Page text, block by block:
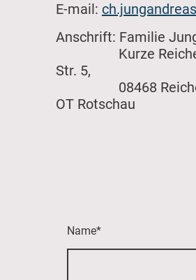
E-mail:
Anschrift: Familie
Kurze
Str. 5,
08468
OT Rotschau
Name*